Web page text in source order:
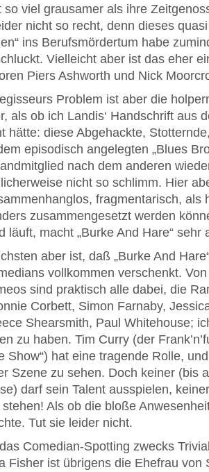
so viel grausamer als ihre
nicht so recht, denn dieses
ins Berufsmördertum habe
Vielleicht aber ist das eher
Piers Ashworth und Nick
Problem ist aber die
als ob ich Landis‘ Handschrift aus
hätte: diese Abgehackte,
episodisch angelegten „Blues
nach dem anderen
nicht so schlimm. Hier
fragmentarisch, als
zusammengesetzt werden
läuft, macht „Burke And Hare“ sehr
aber ist, daß „Burke And
vollkommen verschenkt.
sind praktisch alle dabei, die
Corbett, Simon Farnaby,
Shearsmith, Paul Whitehouse;
zu haben. Tim Curry (der
Show“) hat eine tragende Rolle,
Szene zu sehen. Doch keiner (bis
darf sein Talent ausspielen,
Als ob die bloße
Tut sie leider nicht.
Comedian-Spotting zwecks
Fisher ist übrigens die Ehefrau von